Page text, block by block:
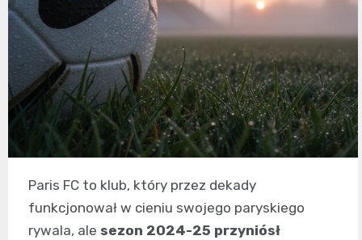
Paris FC to klub, który przez dekady
funkcjonował w cieniu swojego paryskiego
rywala, ale sezon 2024-25 przyniósł